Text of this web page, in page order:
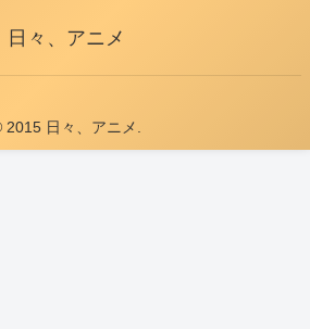
日々、アニメ
2015 日々、アニメ.